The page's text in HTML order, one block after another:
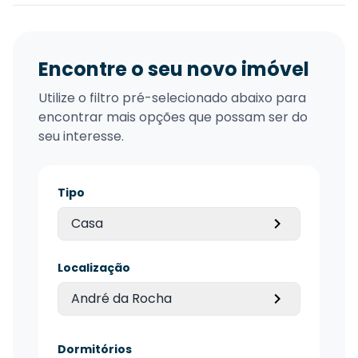
Encontre o seu novo imóvel
Utilize o filtro pré-selecionado abaixo para
encontrar mais opções que possam ser do
seu interesse.
Tipo
Casa
Localização
André da Rocha
Dormitórios